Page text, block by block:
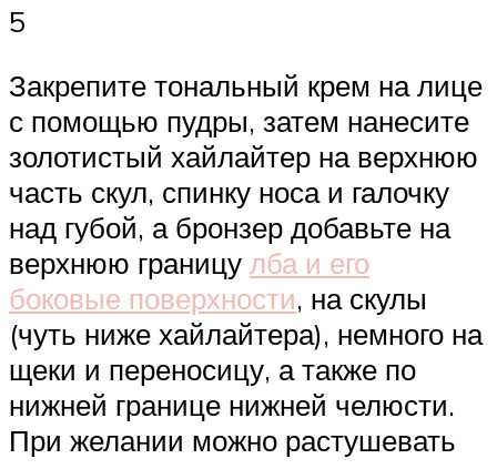
5
Закрепите тональный крем на лице
с помощью пудры, затем нанесите
золотистый хайлайтер на верхнюю
часть скул, спинку носа и галочку
над губой, а бронзер добавьте на
верхнюю границу лба и его
боковые поверхности, на скулы
(чуть ниже хайлайтера), немного на
щеки и переносицу, а также по
нижней границе нижней челюсти.
При желании можно растушевать